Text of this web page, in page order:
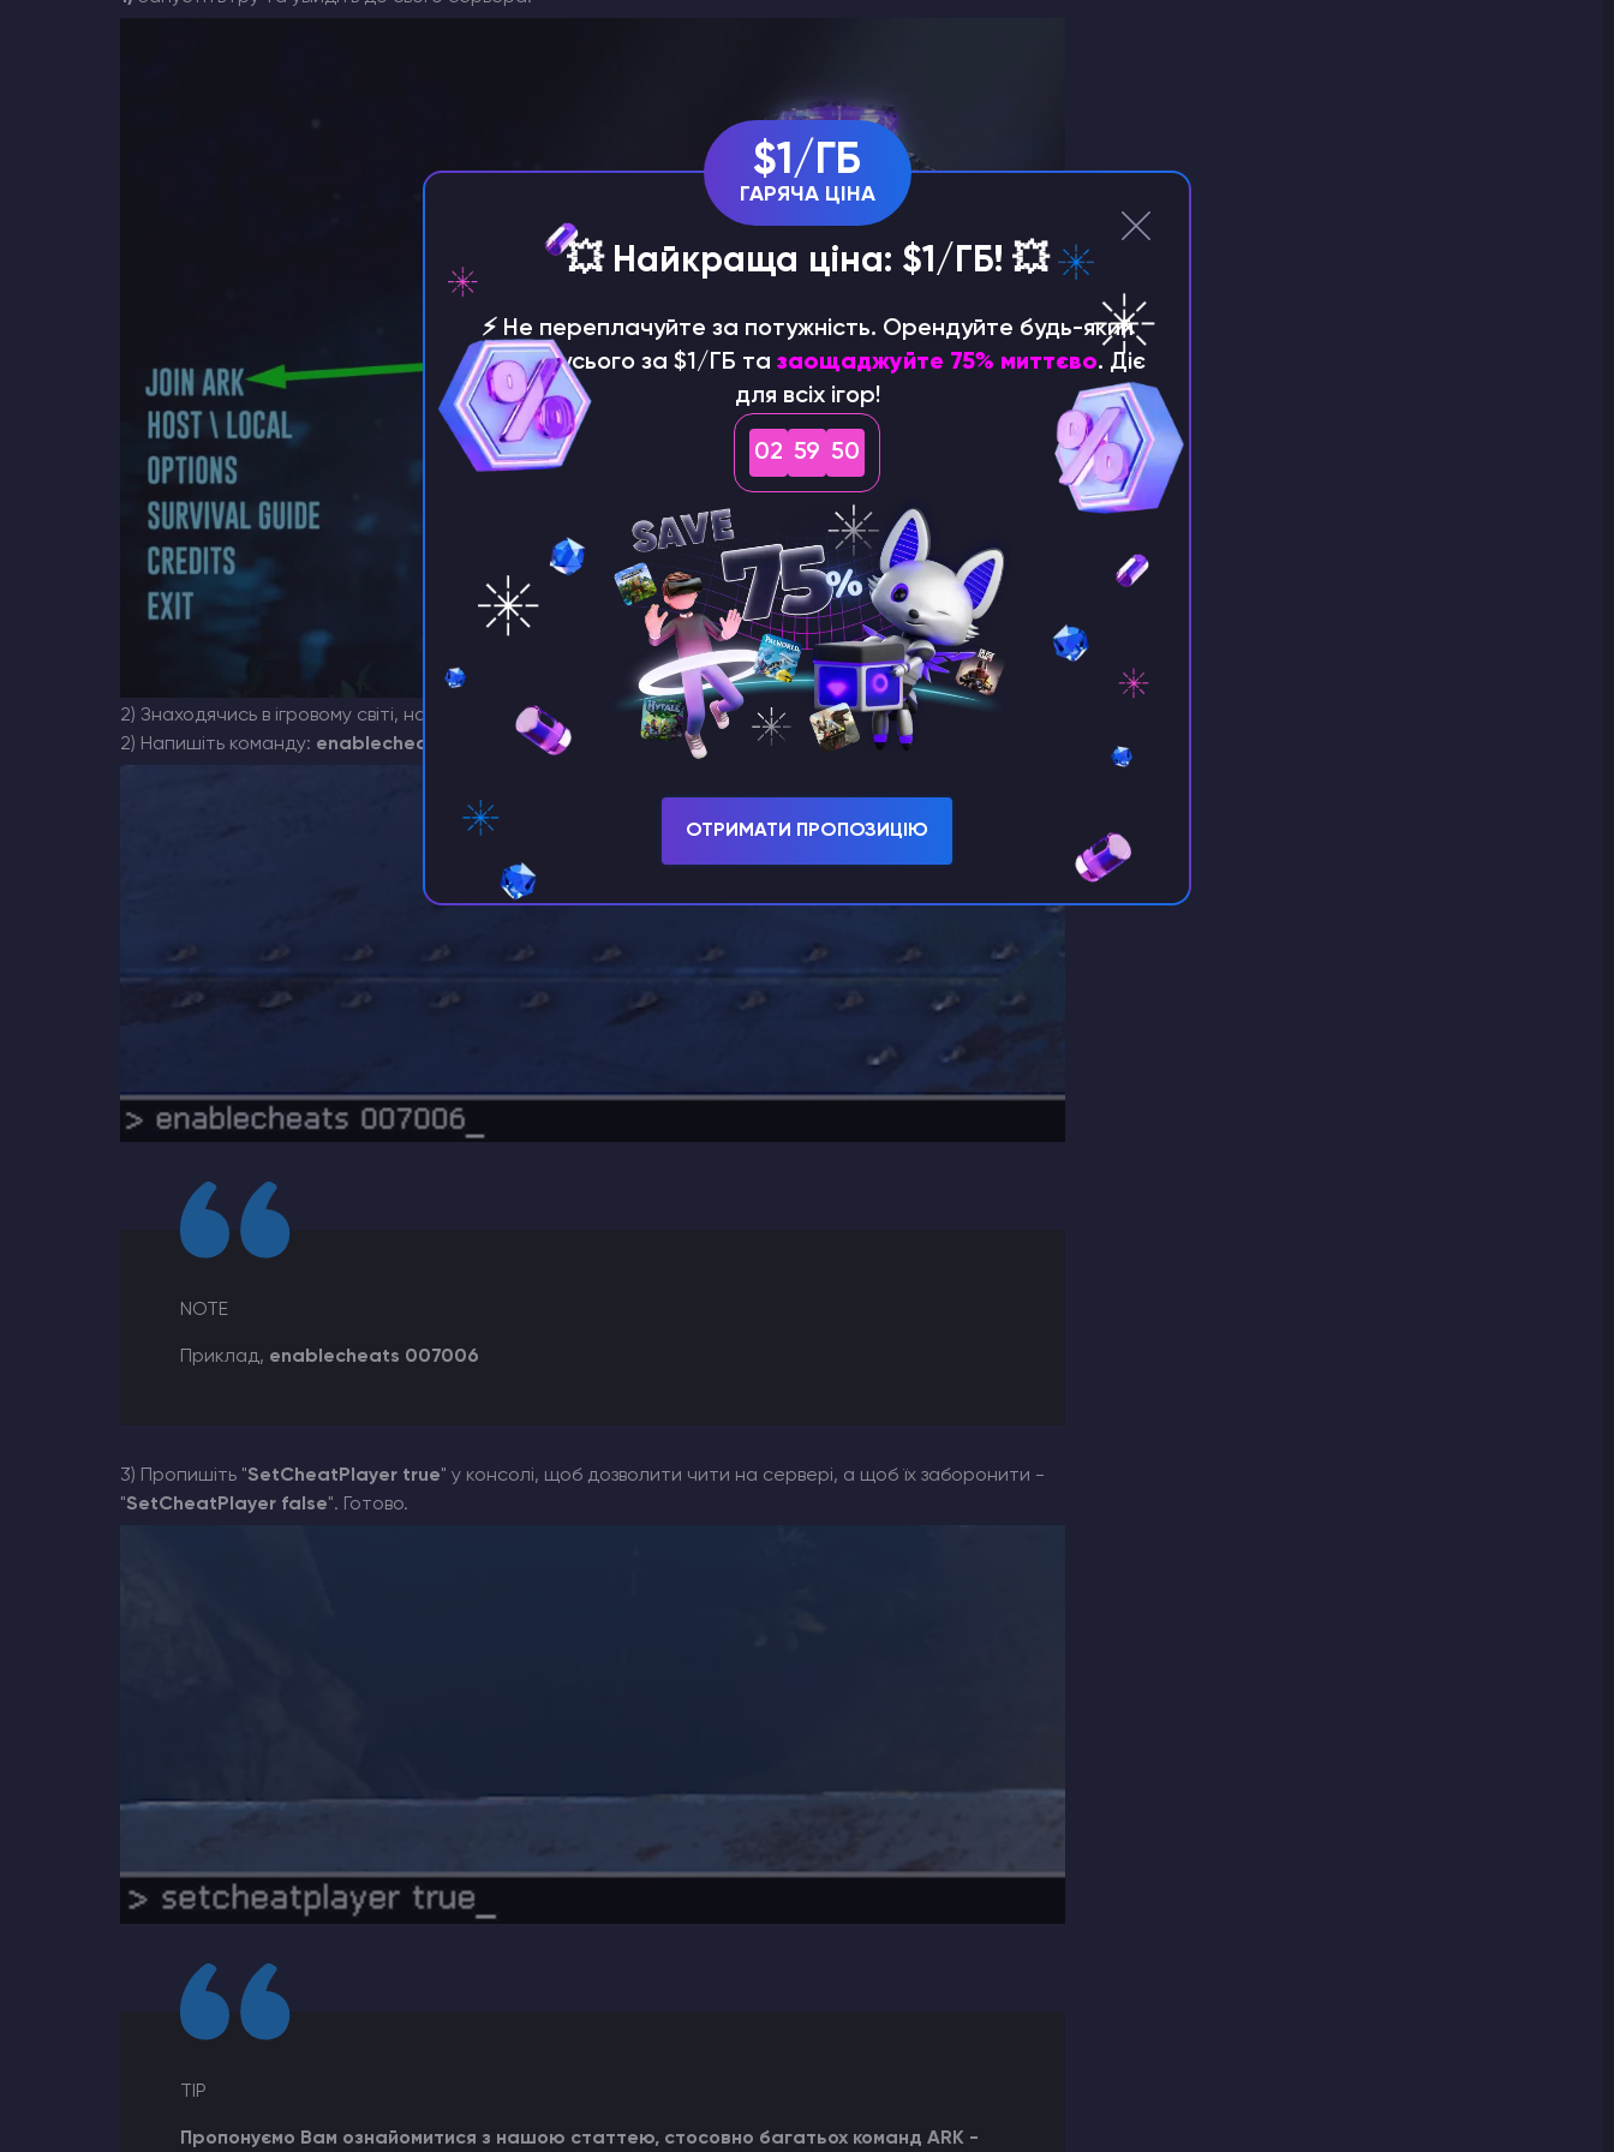
2) Знаходячись в ігровому світі, натисніть клавішу
на клавіатурі.
2) Напишіть команду: enablecheats "Ваш адмін пароль" .
NOTE
Приклад, enablecheats 007006
3) Пропишіть "SetCheatPlayer true" у консолі, щоб дозволити чити на сервері, а щоб їх заборонити -
"SetCheatPlayer false". Готово.
TIP
Пропонуємо Вам ознайомитися з нашою статтею, стосовно багатьох команд ARK -
$1/ГБ
ГАРЯЧА ЦІНА
💥 Найкраща ціна: $1/ГБ! 💥
⚡️ Не переплачуйте за потужність. Орендуйте будь-який
сервер усього за $1/ГБ та заощаджуйте 75% миттєво. Діє
для всіх ігор!
02 59 49
ОТРИМАТИ ПРОПОЗИЦІЮ